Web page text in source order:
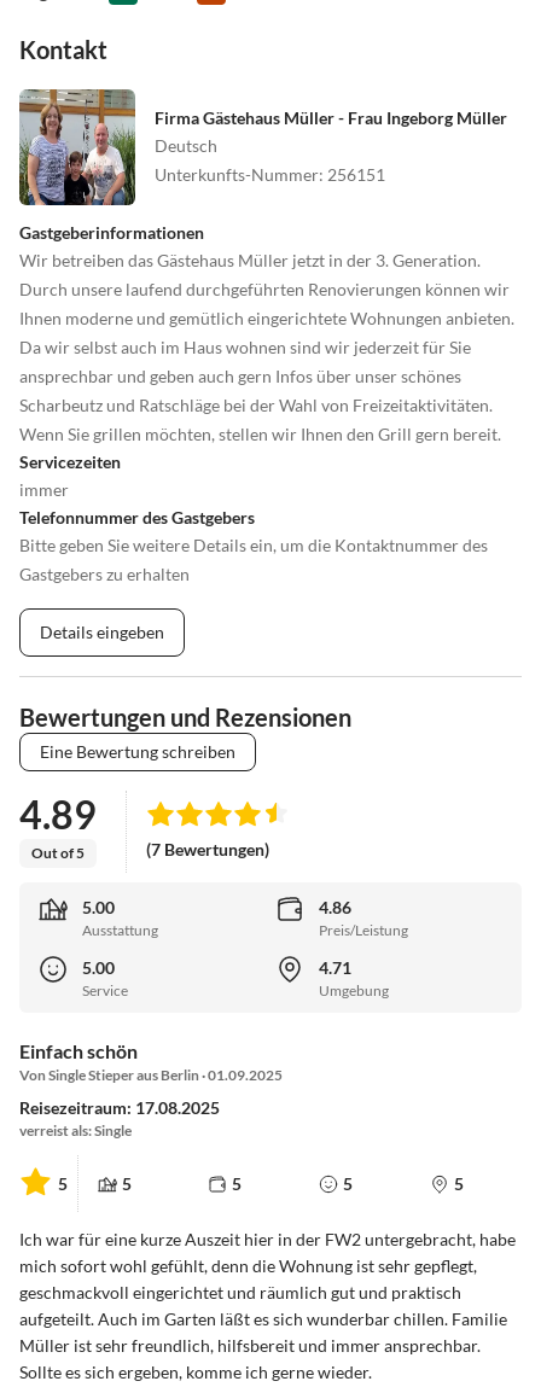
Kontakt
Firma Gästehaus Müller - Frau Ingeborg Müller
Deutsch
Unterkunfts-Nummer: 256151
Gastgeberinformationen
Wir betreiben das Gästehaus Müller jetzt in der 3. Generation.
Durch unsere laufend durchgeführten Renovierungen können wir
Ihnen moderne und gemütlich eingerichtete Wohnungen anbieten.
Da wir selbst auch im Haus wohnen sind wir jederzeit für Sie
ansprechbar und geben auch gern Infos über unser schönes
Scharbeutz und Ratschläge bei der Wahl von Freizeitaktivitäten.
Wenn Sie grillen möchten, stellen wir Ihnen den Grill gern bereit.
Servicezeiten
immer
Telefonnummer des Gastgebers
Bitte geben Sie weitere Details ein, um die Kontaktnummer des
Gastgebers zu erhalten
Details eingeben
Bewertungen und Rezensionen
Eine Bewertung schreiben
4.89
Out of 5 (7 Bewertungen)
5.00
Ausstattung
4.86
Preis/Leistung
5.00
Service
4.71
Umgebung
Einfach schön
Von Single Stieper aus Berlin · 01.09.2025
Reisezeitraum: 17.08.2025
verreist als: Single
5 5 5 5 5
Ich war für eine kurze Auszeit hier in der FW2 untergebracht, habe
mich sofort wohl gefühlt, denn die Wohnung ist sehr gepflegt,
geschmackvoll eingerichtet und räumlich gut und praktisch
aufgeteilt. Auch im Garten läßt es sich wunderbar chillen. Familie
Müller ist sehr freundlich, hilfsbereit und immer ansprechbar.
Sollte es sich ergeben, komme ich gerne wieder.